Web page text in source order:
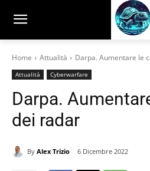
Home Attualità Darpa. Aumentare le
Attualità Cyberwarfare
Darpa.
dei radar
By Alex Trizio 6 Dicembre 2022